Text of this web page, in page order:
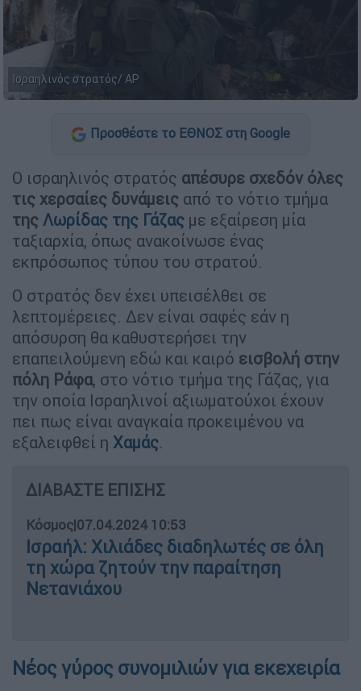
Ισραηλινός στρατός/ ΑP
Προσθέστε το ΕΘΝΟΣ στη Google
Ο ισραηλινός στρατός απέσυρε σχεδόν όλες
τις χερσαίες δυνάμεις από το νότιο τμήμα
της Λωρίδας της Γάζας με εξαίρεση μία
ταξιαρχία, όπως ανακοίνωσε ένας
εκπρόσωπος τύπου του στρατού.
Ο στρατός δεν έχει υπεισέλθει σε
λεπτομέρειες. Δεν είναι σαφές εάν η
απόσυρση θα καθυστερήσει την
επαπειλούμενη εδώ και καιρό εισβολή στην
πόλη Ράφα, στο νότιο τμήμα της Γάζας, για
την οποία Ισραηλινοί αξιωματούχοι έχουν
πει πως είναι αναγκαία προκειμένου να
εξαλειφθεί η Χαμάς.
ΔΙΑΒΑΣΤΕ ΕΠΙΣΗΣ
Κόσμος|07.04.2024 10:53
Ισραήλ: Χιλιάδες διαδηλωτές σε όλη
τη χώρα ζητούν την παραίτηση
Νετανιάχου
Νέος γύρος συνομιλιών για εκεχειρία